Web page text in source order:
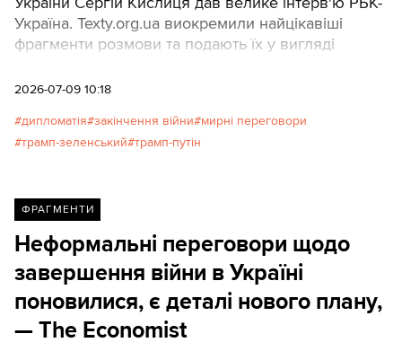
Україна. Texty.org.ua виокремили найцікавіші
фрагменти розмови та подають їх у вигляді
2026-07-09 10:18
дипломатія закінчення війни мирні переговори
трамп-зеленський трамп-путін
ФРАГМЕНТИ
Неформальні переговори щодо
завершення війни в Україні
поновилися, є деталі нового плану,
— The Economist